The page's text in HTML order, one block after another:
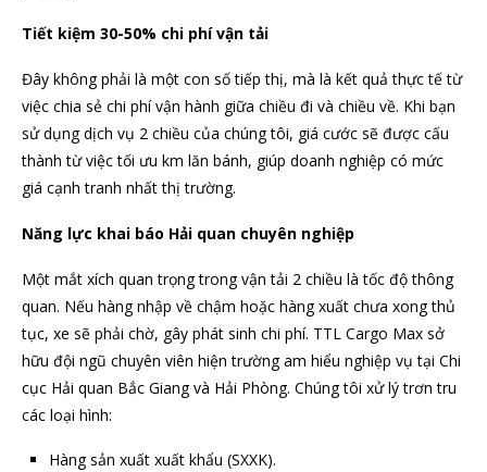
Tiết kiệm 30-50% chi phí vận tải
Đây không phải là một con số tiếp thị, mà là kết quả thực tế từ
việc chia sẻ chi phí vận hành giữa chiều đi và chiều về. Khi bạn
sử dụng dịch vụ 2 chiều của chúng tôi, giá cước sẽ được cấu
thành từ việc tối ưu km lăn bánh, giúp doanh nghiệp có mức
giá cạnh tranh nhất thị trường.
Năng lực khai báo Hải quan chuyên nghiệp
Một mắt xích quan trọng trong vận tải 2 chiều là tốc độ thông
quan. Nếu hàng nhập về chậm hoặc hàng xuất chưa xong thủ
tục, xe sẽ phải chờ, gây phát sinh chi phí. TTL Cargo Max sở
hữu đội ngũ chuyên viên hiện trường am hiểu nghiệp vụ tại Chi
cục Hải quan Bắc Giang và Hải Phòng. Chúng tôi xử lý trơn tru
các loại hình:
Hàng sản xuất xuất khẩu (SXXK).